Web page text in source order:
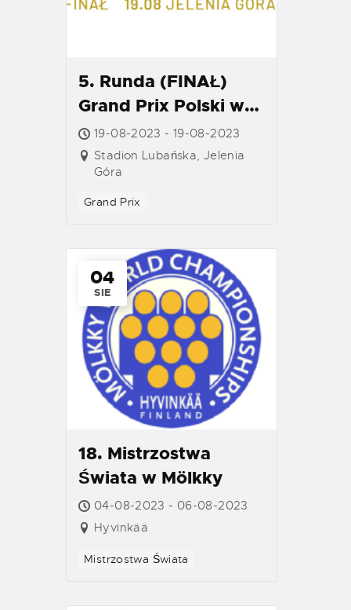
5. Runda (FINAŁ)
Grand Prix Polski w
Mölkky 2023 –
Jelenia Góra
19-08-2023 - 19-08-2023
Stadion Lubańska, Jelenia
Góra
Grand Prix
04
SIE
18. Mistrzostwa
Świata w Mölkky
04-08-2023 - 06-08-2023
Hyvinkää
Mistrzostwa Świata